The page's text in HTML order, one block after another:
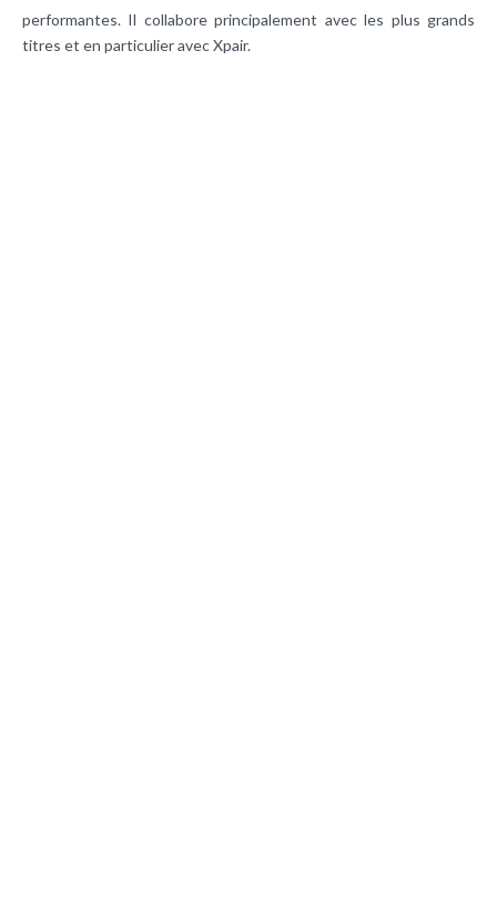
performantes. Il collabore principalement avec les plus grands
titres et en particulier avec Xpair.